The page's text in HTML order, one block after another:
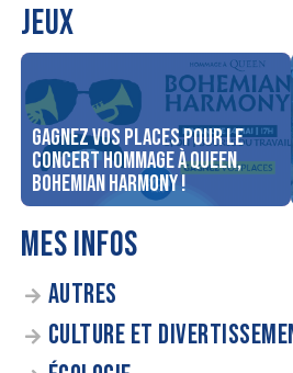
JEUX
Gagnez vos places pour le
concert Hommage à Queen,
Bohemian Harmony !
MES INFOS
AUTRES
CULTURE ET